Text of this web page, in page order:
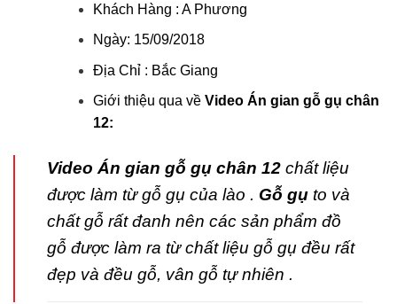
Khách Hàng : A Phương
Ngày: 15/09/2018
Địa Chỉ : Bắc Giang
Giới thiệu qua về Video Án gian gỗ gụ chân
12:
Video Án gian gỗ gụ chân 12 chất liệu
được làm từ gỗ gụ của lào . Gỗ gụ to và
chất gỗ rất đanh nên các sản phẩm đồ
gỗ được làm ra từ chất liệu gỗ gụ đều rất
đẹp và đều gỗ, vân gỗ tự nhiên .